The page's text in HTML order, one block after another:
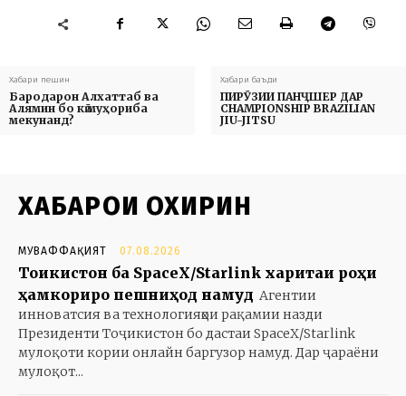
Хабари пешин
Бародарон Алхаттаб ва
Алямин бо кӣ муҳориба
мекунанд?
Хабари баъди
ПИРӮЗИИ ПАНҶШЕР ДАР
CHAMPIONSHIP BRAZILIAN
JIU-JITSU
ХАБАРҲОИ ОХИРИН
МУВАФФАҚИЯТ 07.08.2026
Тоҷикистон ба SpaceX/Starlink харитаи роҳи
ҳамкориро пешниҳод намуд Агентии
инноватсия ва технологияҳои рақамии назди
Президенти Тоҷикистон бо дастаи SpaceX/Starlink
мулоқоти кории онлайн баргузор намуд. Дар ҷараёни
мулоқот...